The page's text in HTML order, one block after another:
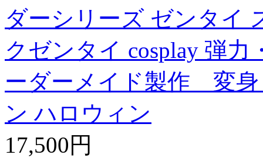
ダーシリーズ ゼンタイ
クゼンタイ cosplay 弾
ーダーメイド製作 変
ン ハロウィン
17,500円